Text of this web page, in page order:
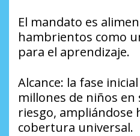
El mandato es
hambrientos como
para el aprendizaje.
Alcance: la fase
millones de niños
riesgo, ampliándose
cobertura universal.